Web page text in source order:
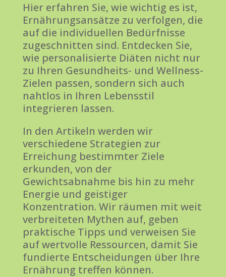
Hier erfahren Sie, wie wichtig es ist,
Ernährungsansätze zu verfolgen, die
auf die individuellen Bedürfnisse
zugeschnitten sind. Entdecken Sie,
wie personalisierte Diäten nicht nur
zu Ihren Gesundheits- und Wellness-
Zielen passen, sondern sich auch
nahtlos in Ihren Lebensstil
integrieren lassen.
In den Artikeln werden wir
verschiedene Strategien zur
Erreichung bestimmter Ziele
erkunden, von der
Gewichtsabnahme bis hin zu mehr
Energie und geistiger
Konzentration. Wir räumen mit weit
verbreiteten Mythen auf, geben
praktische Tipps und verweisen Sie
auf wertvolle Ressourcen, damit Sie
fundierte Entscheidungen über Ihre
Ernährung treffen können.